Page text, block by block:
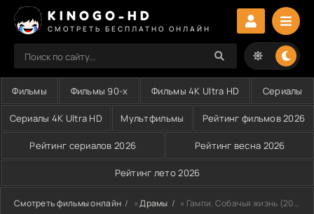
KINOGO-HD
СМОТРЕТЬ БЕСПЛАТНО ОНЛАЙН
Фильмы Фильмы 90-х Фильмы 4K Ultra HD Сериалы
Сериалы 4K Ultra HD Мультфильмы Рейтинг фильмов 2026
Рейтинг сериалов 2026 Рейтинг весна 2026
Рейтинг лето 2026
Смотреть фильмы онлайн »Драмы » Гампи. Собачья жизнь (2025)